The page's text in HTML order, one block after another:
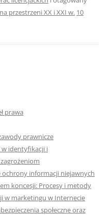
przestrzeni XX i XXI w. 10
prawa
prawnicze
w identyfikacji i
informacji niejawnych
koncesji: Procesy i metody
w marketingu w Internecie
społeczne oraz